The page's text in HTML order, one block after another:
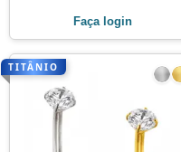
Faça login
TITÂNIO